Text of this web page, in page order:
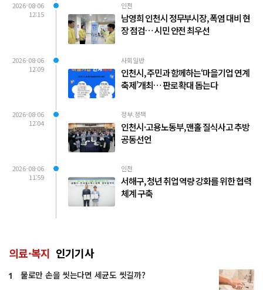
2026-08-06
12:15
인천
남영희 인천시 정무부시장, 폭염 대비 현
장 점검… 시민 안전 최우선
2026-08-06
12:09
사회일반
인천시, 주민과 함께하는‘마을기업 연계
축제’개최… 판로 확대 돕는다
2026-08-06
12:04
정부.정책
인천시·고용노동부, 맨홀 질식사고 추방
공동선언
2026-08-06
11:59
인천
서해구, 청년 취업 역량 강화를 위한 협력
체계 구축
의료·복지 인기기사
1 물로만 손을 씻는다면 세균도 씻길까?